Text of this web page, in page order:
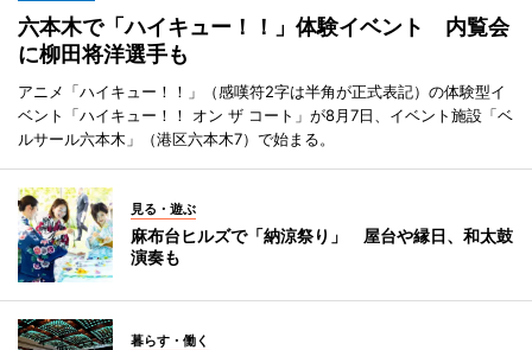
六本木で「ハイキュー！！」体験イベント 内覧会
に柳田将洋選手も
アニメ「ハイキュー！！」（感嘆符2字は半角が正式表記）の体験型イ
ベント「ハイキュー！！ オン ザ コート」が8月7日、イベント施設「ベ
ルサール六本木」（港区六本木7）で始まる。
見る・遊ぶ
麻布台ヒルズで「納涼祭り」 屋台や縁日、和太鼓
演奏も
暮らす・働く